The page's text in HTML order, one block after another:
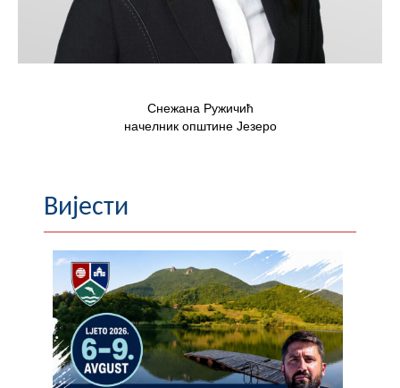
ИНФО
Вијести
Јавни позиви
Заштита од пожара
COVID 19
Геоистраживања
ФИНАНСИЈЕ
ПРИВРЕДА
Снежана Ружичић
начелник општине Језеро
Вијести